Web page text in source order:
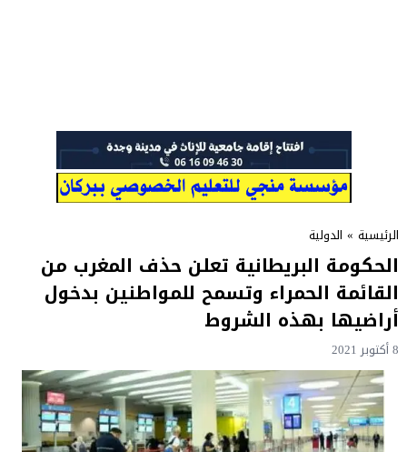
الرئيسية » الدولية
الحكومة البريطانية تعلن حذف المغرب من
القائمة الحمراء وتسمح للمواطنين بدخول
أراضيها بهذه الشروط
8 أكتوبر 2021